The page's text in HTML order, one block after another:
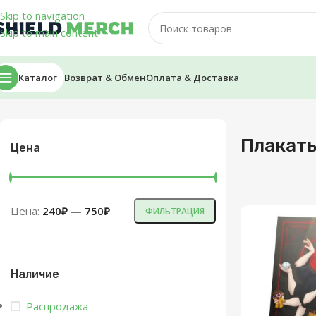
Skip to navigation
Skip to main content
Каталог Возврат & ОбменОплата & Доставка
Главная/Плакаты
Цена
ФИЛЬТРАЦИЯ
Цена: 240₽ — 750₽
Наличие
Распродажа